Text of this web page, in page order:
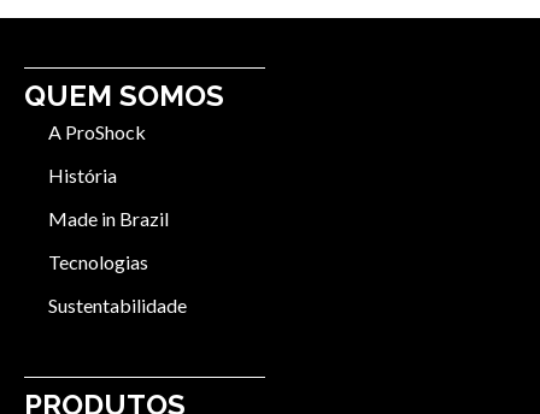
QUEM SOMOS
A ProShock
História
Made in Brazil
Tecnologias
Sustentabilidade
PRODUTOS